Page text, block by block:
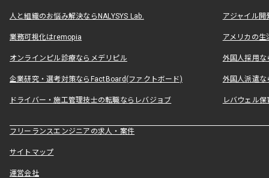
人と組織のお悩み解決ならNALYSYS Lab. アジャイル
業務可視化はremopia アメリカの
オンラインピル診療ならメデリピル 外国人採用
企業研究・選考対策ならFactBoard(ファクトボード) 外国人派遣な
ドライバー・施工管理技士の転職ならレバジョブ レバウェル
フリーランスエンジニアの求人・案件
サイトマップ
運営会社